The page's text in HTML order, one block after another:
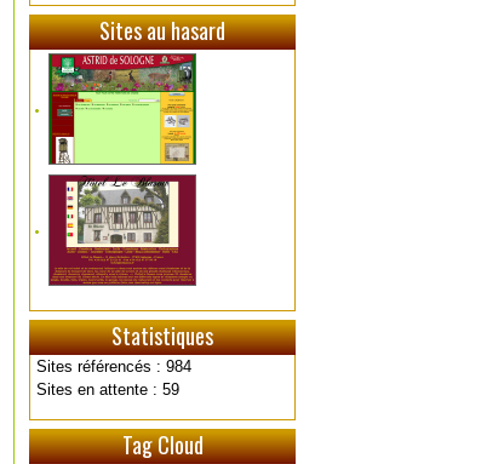
Sites au hasard
Statistiques
Sites référencés : 984
Sites en attente : 59
Tag Cloud